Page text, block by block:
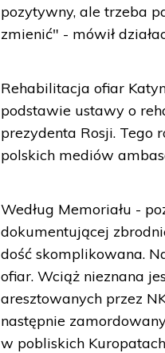
pozytywny, ale trzeba
zmienić" - mówił
Rehabilitacja ofiar
podstawie ustawy o
prezydenta Rosji. Tego
polskich mediów
Według Memoriału -
dokumentującej
dość skomplikowana.
ofiar. Wciąż nieznana
aresztowanych przez
następnie
w pobliskich